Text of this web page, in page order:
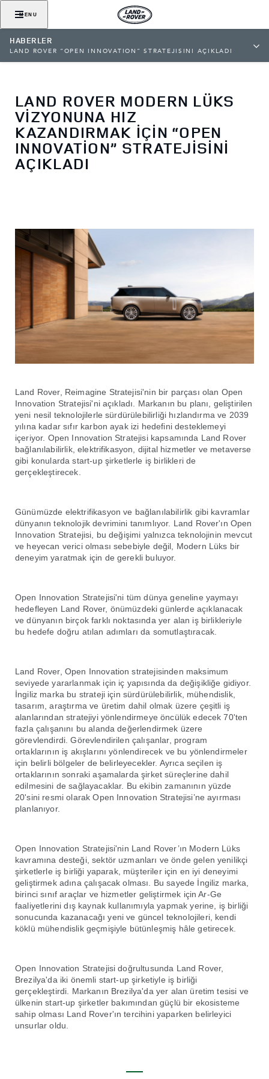
MENU
HABERLER
LAND ROVER “OPEN INNOVATION” STRATEJİSİNİ AÇIKLADI
LAND ROVER MODERN LÜKS
VİZYONUNA HIZ
KAZANDIRMAK İÇİN “OPEN
INNOVATION” STRATEJİSİNİ
AÇIKLADI
Land Rover, Reimagine Stratejisi'nin bir parçası olan Open
Innovation Stratejisi'ni açıkladı. Markanın bu planı, geliştirilen
yeni nesil teknolojilerle sürdürülebilirliği hızlandırma ve 2039
yılına kadar sıfır karbon ayak izi hedefini desteklemeyi
içeriyor. Open Innovation Stratejisi kapsamında Land Rover
bağlanılabilirlik, elektrifikasyon, dijital hizmetler ve metaverse
gibi konularda start-up şirketlerle iş birlikleri de
gerçekleştirecek.
Günümüzde elektrifikasyon ve bağlanılabilirlik gibi kavramlar
dünyanın teknolojik devrimini tanımlıyor. Land Rover'ın Open
Innovation Stratejisi, bu değişimi yalnızca teknolojinin mevcut
ve heyecan verici olması sebebiyle değil, Modern Lüks bir
deneyim yaratmak için de gerekli buluyor.
Open Innovation Stratejisi'ni tüm dünya geneline yaymayı
hedefleyen Land Rover, önümüzdeki günlerde açıklanacak
ve dünyanın birçok farklı noktasında yer alan iş birlikleriyle
bu hedefe doğru atılan adımları da somutlaştıracak.
Land Rover, Open Innovation stratejisinden maksimum
seviyede yararlanmak için iç yapısında da değişikliğe gidiyor.
İngiliz marka bu strateji için sürdürülebilirlik, mühendislik,
tasarım, araştırma ve üretim dahil olmak üzere çeşitli iş
alanlarından stratejiyi yönlendirmeye öncülük edecek 70'ten
fazla çalışanını bu alanda değerlendirmek üzere
görevlendirdi. Görevlendirilen çalışanlar, program
ortaklarının iş akışlarını yönlendirecek ve bu yönlendirmeler
için belirli bölgeler de belirleyecekler. Ayrıca seçilen iş
ortaklarının sonraki aşamalarda şirket süreçlerine dahil
edilmesini de sağlayacaklar. Bu ekibin zamanının yüzde
20'sini resmi olarak Open Innovation Stratejisi’ne ayırması
planlanıyor.
Open Innovation Stratejisi'nin Land Rover’ın Modern Lüks
kavramına desteği, sektör uzmanları ve önde gelen yenilikçi
şirketlerle iş birliği yaparak, müşteriler için en iyi deneyimi
geliştirmek adına çalışacak olması. Bu sayede İngiliz marka,
birinci sınıf araçlar ve hizmetler geliştirmek için Ar-Ge
faaliyetlerini dış kaynak kullanımıyla yapmak yerine, iş birliği
sonucunda kazanacağı yeni ve güncel teknolojileri, kendi
köklü mühendislik geçmişiyle bütünleşmiş hâle getirecek.
Open Innovation Stratejisi doğrultusunda Land Rover,
Brezilya'da iki önemli start-up şirketiyle iş birliği
gerçekleştirdi. Markanın Brezilya'da yer alan üretim tesisi ve
ülkenin start-up şirketler bakımından güçlü bir ekosisteme
sahip olması Land Rover'ın tercihini yaparken belirleyici
unsurlar oldu.